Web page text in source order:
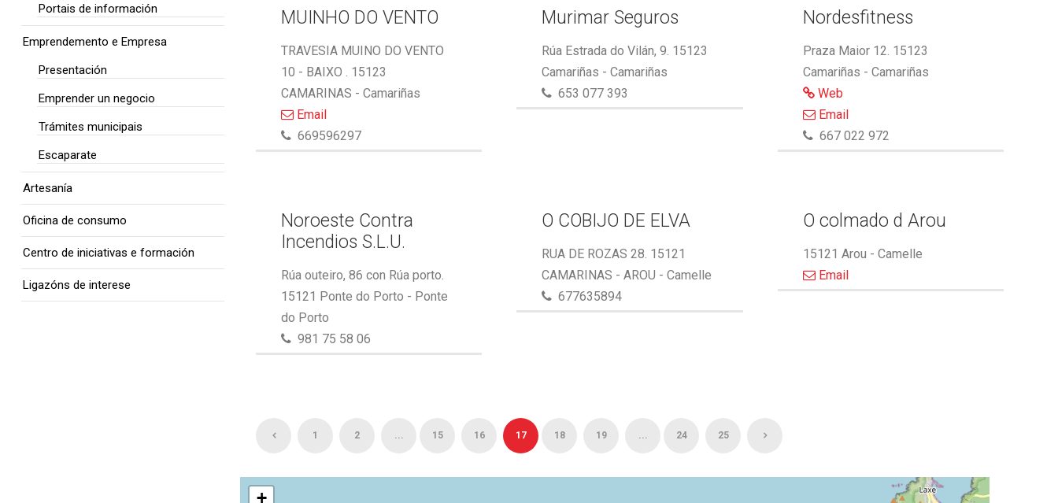
MUINHO DO VENTO
TRAVESIA MUINO DO VENTO
10 - BAIXO . 15123
CAMARINAS - Camariñas
Email
669596297
Murimar Seguros
Rúa Estrada do Vilán, 9. 15123
Camariñas - Camariñas
653 077 393
Nordesfitness
Praza Maior 12. 15123
Camariñas - Camariñas
Web
Email
667 022 972
Noroeste Contra
Incendios S.L.U.
Rúa outeiro, 86 con Rúa porto.
15121 Ponte do Porto - Ponte
do Porto
981 75 58 06
O COBIJO DE ELVA
RUA DE ROZAS 28. 15121
CAMARINAS - AROU - Camelle
677635894
O colmado d Arou
15121 Arou - Camelle
Email
1 2 ... 15 16 17 18 19 ... 24 25
+
Portais de información
Emprendemento e Empresa
Presentación
Emprender un negocio
Trámites municipais
Escaparate
Artesanía
Oficina de consumo
Centro de iniciativas e formación
Ligazóns de interese